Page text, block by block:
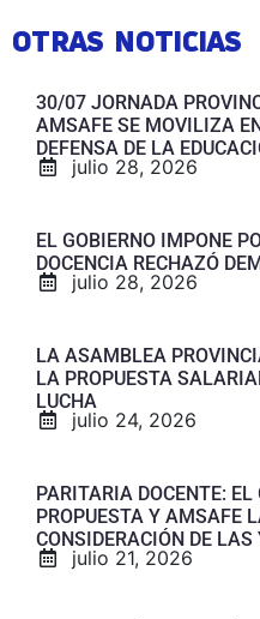
OTRAS NOTICIAS
30/07 JORNADA
AMSAFE SE MOVILIZA
DEFENSA DE LA
julio 28, 2026
EL GOBIERNO IMPONE
DOCENCIA RECHAZÓ
julio 28, 2026
LA ASAMBLEA
LA PROPUESTA
LUCHA
julio 24, 2026
PARITARIA DOCENTE:
PROPUESTA Y AMSAFE
CONSIDERACIÓN DE LAS
julio 21, 2026